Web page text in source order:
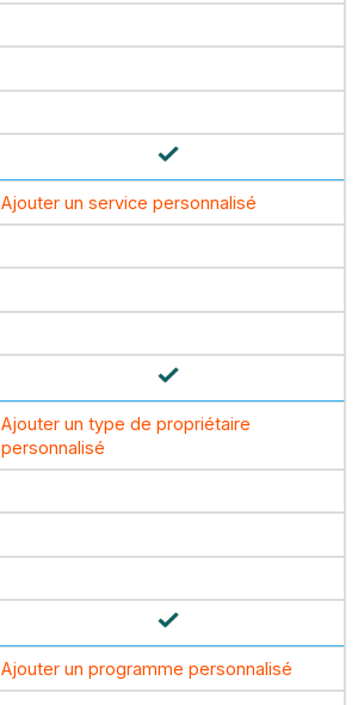
Ajouter un service personnalisé
Ajouter un type de propriétaire
personnalisé
Ajouter un programme personnalisé